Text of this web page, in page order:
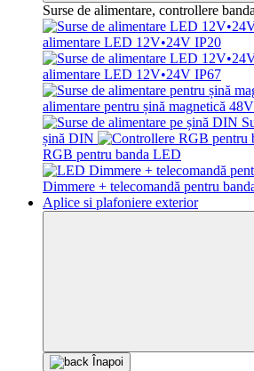
Surse de alimentare, controllere
alimentare LED 12V•24V IP20
alimentare LED 12V•24V IP67
alimentare pentru șină magnetică 48V
șină DIN
RGB pentru banda LED
Dimmere + telecomandă pentru
Aplice si plafoniere exterior
Înapoi